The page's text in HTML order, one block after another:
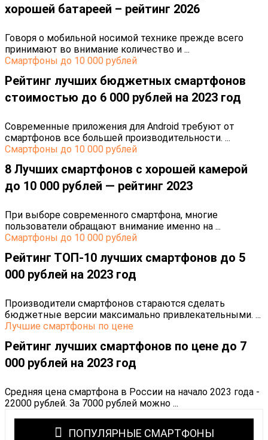
хорошей батареей – рейтинг 2026
Говоря о мобильной носимой технике прежде всего
принимают во внимание количество и ...
Cмартфоны до 10 000 рублей
Рейтинг лучших бюджетных смартфонов
стоимостью до 6 000 рублей на 2023 год
Современные приложения для Android требуют от
смартфонов все большей производительности. ...
Cмартфоны до 10 000 рублей
8 Лучших смартфонов с хорошей камерой
до 10 000 рублей — рейтинг 2023
При выборе современного смартфона, многие
пользователи обращают внимание именно на ...
Cмартфоны до 10 000 рублей
Рейтинг ТОП-10 лучших смартфонов до 5
000 рублей на 2023 год
Производители смартфонов стараются сделать
бюджетные версии максимально привлекательными. ...
Лучшие смартфоны по цене
Рейтинг лучших смартфонов по цене до 7
000 рублей на 2023 год
Средняя цена смартфона в России на начало 2023 года -
22000 рублей. За 7000 рублей можно ...
ПОПУЛЯРНЫЕ СМАРТФОНЫ